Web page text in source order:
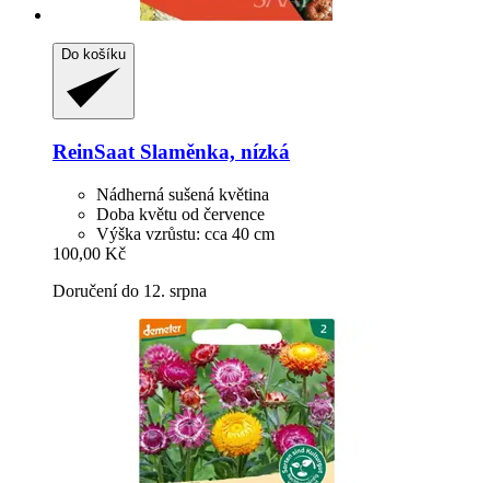
Do košíku
ReinSaat Slaměnka, nízká
Nádherná sušená květina
Doba květu od července
Výška vzrůstu: cca 40 cm
100,00 Kč
Doručení do 12. srpna